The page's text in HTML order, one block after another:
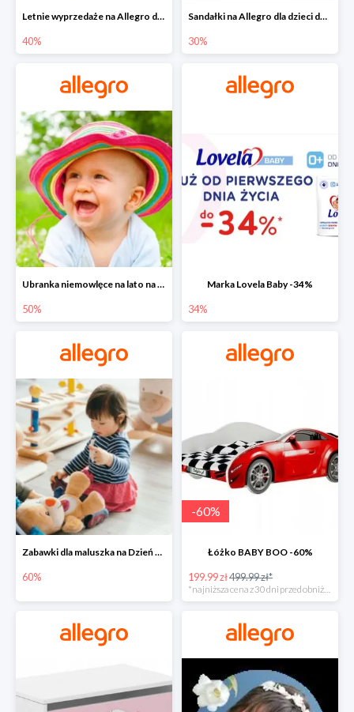
Letnie wyprzedaże na Allegro do -40%
40%
Sandałki na Allegro dla dzieci do -30%
30%
Ubranka niemowlęce na lato na Allegro do -50%
50%
Marka Lovela Baby -34%
34%
Zabawki dla maluszka na Dzień Dziecka na Allegro do -60%
60%
-60%
Łóżko BABY BOO -60%
199.99 zł499.99 zł*
*najniższa cena z 30 dni przed obniżką